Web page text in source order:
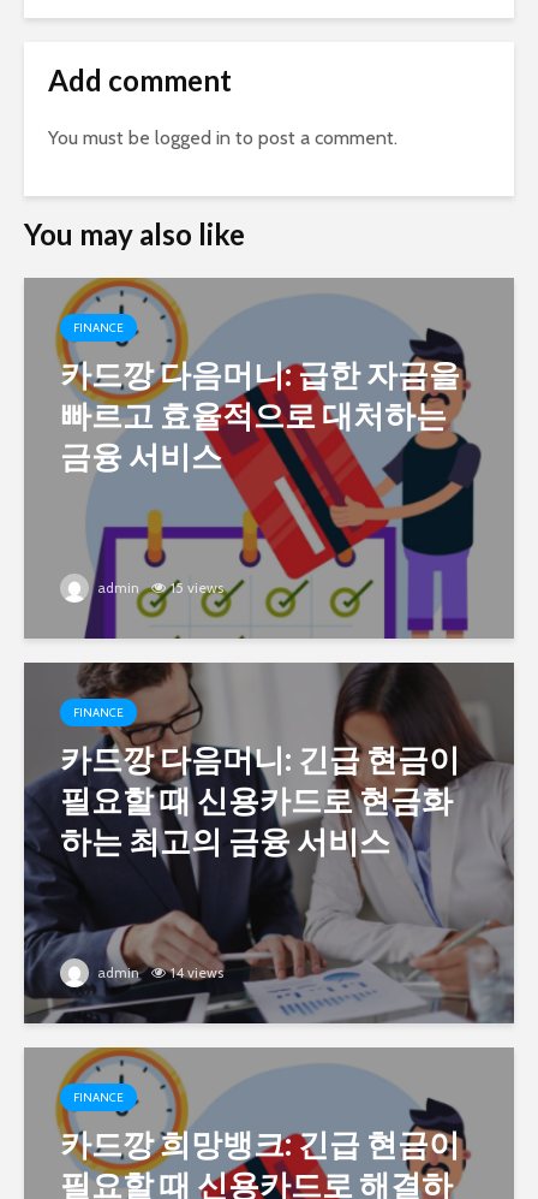
Add comment
You must be logged in to post a comment.
You may also like
FINANCE
카드깡 다음머니: 급한 자금을
빠르고 효율적으로 대처하는
금융 서비스
admin 15 views
FINANCE
카드깡 다음머니: 긴급 현금이
필요할 때 신용카드로 현금화
하는 최고의 금융 서비스
admin 14 views
FINANCE
카드깡 희망뱅크: 긴급 현금이
필요할 때 신용카드로 해결하